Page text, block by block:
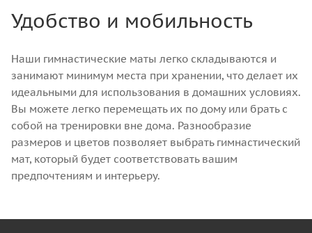
Удобство и мобильность
Наши гимнастические маты легко складываются и
занимают минимум места при хранении, что делает их
идеальными для использования в домашних условиях.
Вы можете легко перемещать их по дому или брать с
собой на тренировки вне дома. Разнообразие
размеров и цветов позволяет выбрать гимнастический
мат, который будет соответствовать вашим
предпочтениям и интерьеру.